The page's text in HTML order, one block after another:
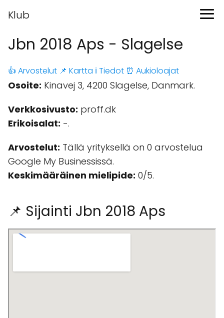
Klub
Jbn 2018 Aps - Slagelse
👍 Arvostelut 📌 Kartta ℹ️ Tiedot ⏰ Aukioloajat
Osoite: Kinavej 3, 4200 Slagelse, Danmark.
Verkkosivusto: proff.dk
Erikoisalat: -.
Arvostelut: Tällä yrityksellä on 0 arvostelua
Google My Businessissä.
Keskimääräinen mielipide: 0/5.
📌 Sijainti Jbn 2018 Aps